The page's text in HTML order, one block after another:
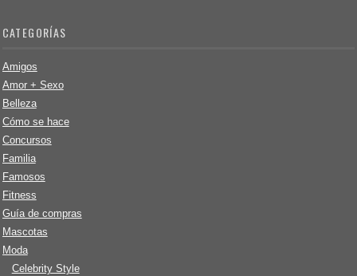
CATEGORÍAS
Amigos
Amor + Sexo
Belleza
Cómo se hace
Concursos
Familia
Famosos
Fitness
Guía de compras
Mascotas
Moda
Celebrity Style